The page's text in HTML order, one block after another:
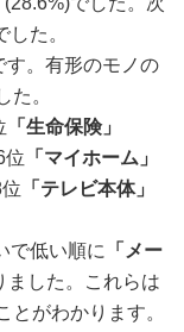
した。
す。有形のモノの
た。
「生命保険」
位 「マイホーム」
「テレビ本体」
で低い順に 「メー
ました。これらは
とがわかります。